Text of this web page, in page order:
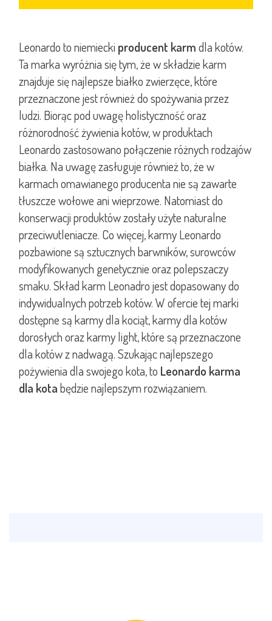
Leonardo to niemiecki producent karmdla kotów.
Ta marka wyróżnia się tym, że w składzie karm
znajduje się najlepsze białko zwierzęce, które
przeznaczone jest również do spożywania przez
ludzi. Biorąc pod uwagę holistyczność oraz
różnorodność żywienia kotów, w produktach
Leonardo zastosowano połączenie różnych rodzajów
białka. Na uwagę zasługuje również to, że w
karmach omawianego producenta nie są zawarte
tłuszcze wołowe ani wieprzowe. Natomiast do
konserwacji produktów zostały użyte naturalne
przeciwutleniacze. Co więcej, karmy Leonardo
pozbawione są sztucznych barwników, surowców
modyfikowanych genetycznie oraz polepszaczy
smaku. Skład karm Leonadro jest dopasowany do
indywidualnych potrzeb kotów. W ofercie tej marki
dostępne są karmy dla kociąt, karmy dla kotów
dorosłych oraz karmy light, które są przeznaczone
dla kotów z nadwagą. Szukając najlepszego
pożywienia dla swojego kota, to Leonardo karma
dla kotabędzie najlepszym rozwiązaniem.